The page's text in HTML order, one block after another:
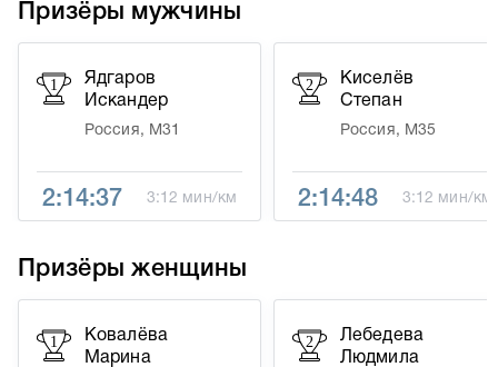
Призёры мужчины
1
Ядгаров
Искандер
Россия, М31
2:14:37 3:12 мин/км
2
Киселёв
Степан
Россия, М35
2:14:48 3:12 мин/км
Призёры женщины
1
Ковалёва
Марина
2
Лебедева
Людмила